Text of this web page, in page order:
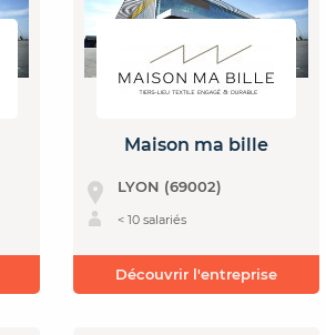
Maison ma bille
LYON (69002)
< 10 salariés
Découvrir l'entreprise